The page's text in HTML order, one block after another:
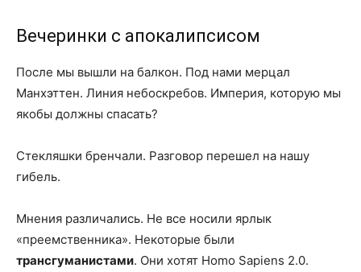
Вечеринки с апокалипсисом
После мы вышли на балкон. Под нами мерцал
Манхэттен. Линия небоскребов. Империя, которую мы
якобы должны спасать?
Стекляшки бренчали. Разговор перешел на нашу
гибель.
Мнения различались. Не все носили ярлык
«преемственника». Некоторые были
трансгуманистами. Они хотят Homo Sapiens 2.0.